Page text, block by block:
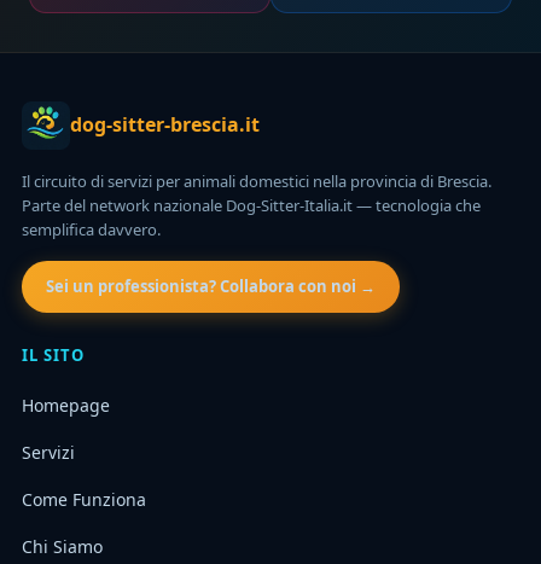
dog-sitter-brescia.it
Il circuito di servizi per animali domestici nella provincia di Brescia.
Parte del network nazionale Dog-Sitter-Italia.it — tecnologia che
semplifica davvero.
Sei un professionista? Collabora con noi →
IL SITO
Homepage
Servizi
Come Funziona
Chi Siamo